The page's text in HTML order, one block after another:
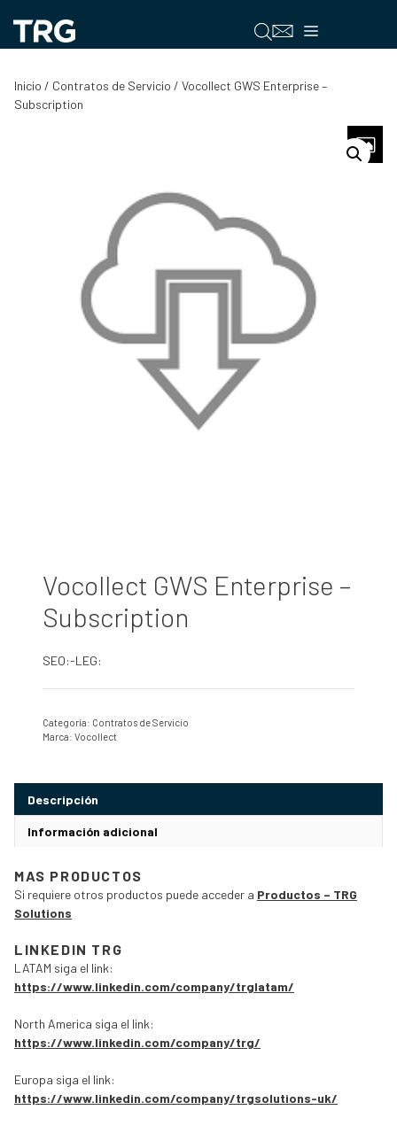
contenido
Menú
Inicio / Contratos de Servicio / Vocollect GWS Enterprise –
Subscription
Vocollect GWS Enterprise –
Subscription
SEO:-LEG:
Categoría: Contratos de Servicio
Marca: Vocollect
Descripción
Información adicional
MAS PRODUCTOS
Si requiere otros productos puede acceder a Productos – TRG
Solutions
LINKEDIN TRG
LATAM siga el link:
https://www.linkedin.com/company/trglatam/
North America siga el link:
https://www.linkedin.com/company/trg/
Europa siga el link:
https://www.linkedin.com/company/trgsolutions-uk/